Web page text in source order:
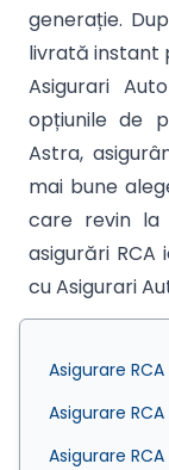
generație.
livrată instant
Asigurari
opțiunile de
Astra,
mai bune
care revin
asigurări
cu Asigurari
Asigurare
Asigurare
Asigurare